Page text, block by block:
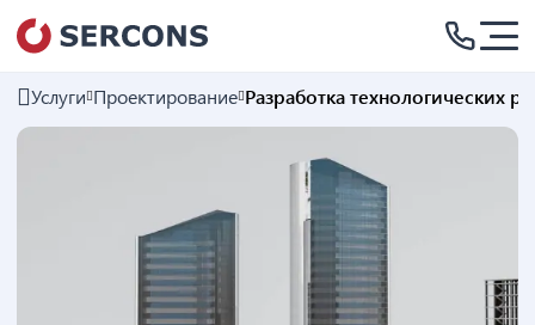
Услуги Проектирование Разработка технологических